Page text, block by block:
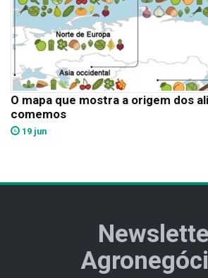
O mapa que mostra a origem dos
comemos
19 jun